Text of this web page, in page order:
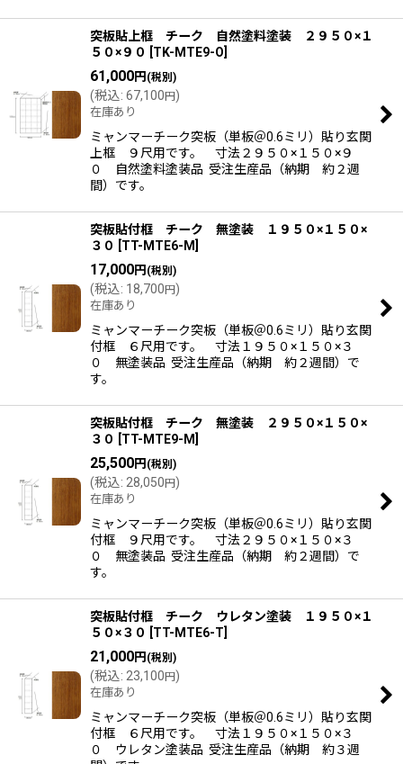
突板貼上框 チーク 自然塗料塗装 ２９５０×１
５０×９０
TK-MTE9-O
61,000円 (税別)
(税込: 67,100円)
在庫あり
ミャンマーチーク突板（単板＠0.6ミリ）貼り玄関
上框 ９尺用です。 寸法２９５０×１５０×９
０ 自然塗料塗装品 受注生産品（納期 約２週
間）です。
突板貼付框 チーク 無塗装 １９５０×１５０×
３０
TT-MTE6-M
17,000円 (税別)
(税込: 18,700円)
在庫あり
ミャンマーチーク突板（単板＠0.6ミリ）貼り玄関
付框 ６尺用です。 寸法１９５０×１５０×３
０ 無塗装品 受注生産品（納期 約２週間）で
す。
突板貼付框 チーク 無塗装 ２９５０×１５０×
３０
TT-MTE9-M
25,500円 (税別)
(税込: 28,050円)
在庫あり
ミャンマーチーク突板（単板＠0.6ミリ）貼り玄関
付框 ９尺用です。 寸法２９５０×１５０×３
０ 無塗装品 受注生産品（納期 約２週間）で
す。
突板貼付框 チーク ウレタン塗装 １９５０×１
５０×３０
TT-MTE6-T
21,000円 (税別)
(税込: 23,100円)
在庫あり
ミャンマーチーク突板（単板＠0.6ミリ）貼り玄関
付框 ６尺用です。 寸法１９５０×１５０×３
０ ウレタン塗装品 受注生産品（納期 約３週